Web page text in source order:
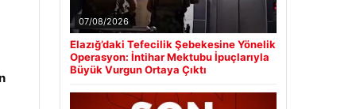
07/08/2026
Elazığ’daki Tefecilik Şebekesine Yönelik
Operasyon: İntihar Mektubu İpuçlarıyla
Büyük Vurgun Ortaya Çıktı